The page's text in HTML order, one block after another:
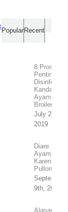
Popular Recent
8 Proses
Penting
Disinfeksi
Kandang
Ayam
Broiler
July 29th,
2019
Diare
Ayam
Karena
Pullorum
September
9th, 2019
Alasan